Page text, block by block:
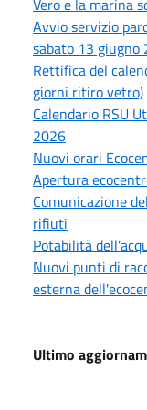
Avvio servizio
sabato 13 giugno
Rettifica del
giorni ritiro vetro)
Calendario RSU
2026
Nuovi orari
Apertura
Comunicazione
rifiuti
Potabilità
Nuovi punti di
esterna
Ultimo